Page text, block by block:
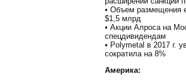
• Объем размещения
$1,5 млрд
• Акции Алроса на
спецдивидендам
• Polymetal в 2017 г.
сократила на 8%
Америка: